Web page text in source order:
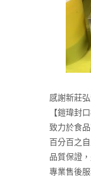
感謝新莊
【鎧瑋封
致力於食
百分百之
品質保證
專業售後